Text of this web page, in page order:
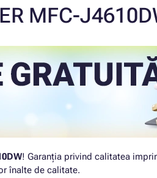
MFC-
! Garanția privind calitatea
înalte de calitate.